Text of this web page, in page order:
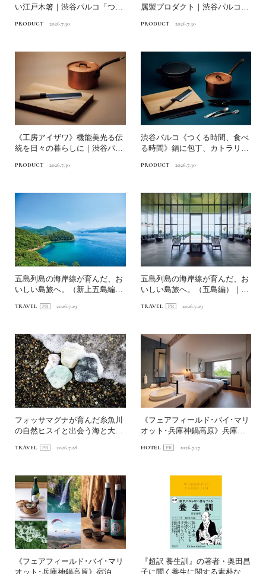
い江戸木箸｜渋谷パルコ「つく
PRODUCT 2026.7.30
属製プロダクト｜渋谷パルコ
PRODUCT 2026.7.30
《工房アイザワ》機能美光る伝
統を日々の暮らしに｜渋谷パル
PRODUCT 2026.7.30
渋谷パルコ《つくる時間、食べ
る時間》鍋に包丁、カトラリ
PRODUCT 2026.7.30
五島列島の海岸線が育んだ、お
いしい島旅へ。（新上五島編）
TRAVEL 2026.7.29
五島列島の海岸線が育んだ、お
いしい島旅へ。（五島編）｜
TRAVEL 2026.7.29
フォッサマグナが育んだ糸魚川
の自然ヒスイと出会う海と大地
TRAVEL 2026.7.28
《フェアフィールド･バイ･マリ
オット･兵庫神鍋高原》兵庫の
HOTEL 2026.7.27
《フェアフィールド･バイ･マリ
オット･兵庫神鍋高原》宿泊特
『超訳 養生訓』の著者・奥田昌
子に聞く養生に関する素朴な疑